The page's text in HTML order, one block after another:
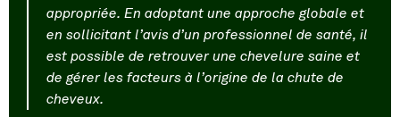
appropriée. En adoptant une approche globale et
en sollicitant l’avis d’un professionnel de santé, il
est possible de retrouver une chevelure saine et
de gérer les facteurs à l’origine de la chute de
cheveux.